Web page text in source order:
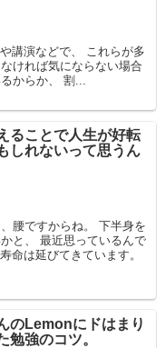
講演などで、 これらが多
ければ気にならない場合
からか、 割...
ることで人生が好転
しれないって思うん
腰ですからね。 下半身を
と、 最近思っているんで
命は延びてきています。
のLemonにドはまり
勉強のコツ。